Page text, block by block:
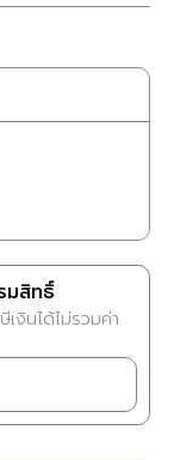
มสิทธิ์
เงินได้ไม่รวมค่า